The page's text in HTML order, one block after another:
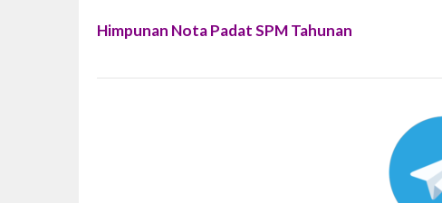
Himpunan Nota Padat SPM Tahunan